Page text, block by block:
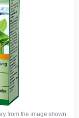
from the image shown.